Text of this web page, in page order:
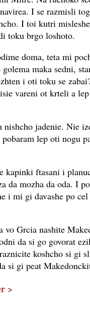
I se razmisli
I toi kutri
toku brgo loshoto.
doma, teta mi
maka sedni,
i oti toku se
vareni ot krteli a
jadenie. Nie
lep oti nogu
kapinki ftasani i
da mozha da oda. I
i mi gi davashe po
vo Grcia nashite
da si go govorat
koshcho si gi
si gi peat
>